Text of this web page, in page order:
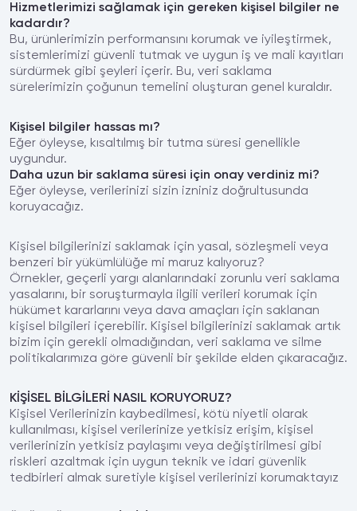
Hizmetlerimizi sağlamak için gereken kişisel bilgiler ne
kadardır?
Bu, ürünlerimizin performansını korumak ve iyileştirmek,
sistemlerimizi güvenli tutmak ve uygun iş ve mali kayıtları
sürdürmek gibi şeyleri içerir. Bu, veri saklama
sürelerimizin çoğunun temelini oluşturan genel kuraldır.
Kişisel bilgiler hassas mı?
Eğer öyleyse, kısaltılmış bir tutma süresi genellikle
uygundur.
Daha uzun bir saklama süresi için onay verdiniz mi?
Eğer öyleyse, verilerinizi sizin izniniz doğrultusunda
koruyacağız.
Kişisel bilgilerinizi saklamak için yasal, sözleşmeli veya
benzeri bir yükümlülüğe mi maruz kalıyoruz?
Örnekler, geçerli yargı alanlarındaki zorunlu veri saklama
yasalarını, bir soruşturmayla ilgili verileri korumak için
hükümet kararlarını veya dava amaçları için saklanan
kişisel bilgileri içerebilir. Kişisel bilgilerinizi saklamak artık
bizim için gerekli olmadığından, veri saklama ve silme
politikalarımıza göre güvenli bir şekilde elden çıkaracağız.
KİŞİSEL BİLGİLERİ NASIL KORUYORUZ?
Kişisel Verilerinizin kaybedilmesi, kötü niyetli olarak
kullanılması, kişisel verilerinize yetkisiz erişim, kişisel
verilerinizin yetkisiz paylaşımı veya değiştirilmesi gibi
riskleri azaltmak için uygun teknik ve idari güvenlik
tedbirleri almak suretiyle kişisel verilerinizi korumaktayız